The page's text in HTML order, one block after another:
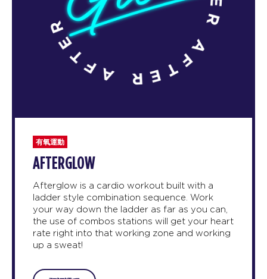
有氧運動
AFTERGLOW
Afterglow is a cardio workout built with a
ladder style combination sequence. Work
your way down the ladder as far as you can,
the use of combos stations will get your heart
rate right into that working zone and working
up a sweat!